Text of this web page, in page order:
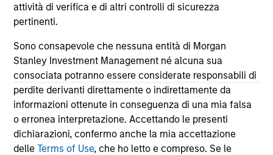
attività di verifica e di altri controlli di sicurezza
pertinenti.
Sono consapevole che nessuna entità di Morgan
Stanley Investment Management né alcuna sua
consociata potranno essere considerate responsabili di
perdite derivanti direttamente o indirettamente da
informazioni ottenute in conseguenza di una mia falsa
o erronea interpretazione. Accettando le presenti
dichiarazioni, confermo anche la mia accettazione
delleTerms of Use, che ho letto e compreso. Se le
All investing involves risks, including a loss of principal.
Please refer to the strategy detail page for important
information on the strategy, including additional risk
considerations.